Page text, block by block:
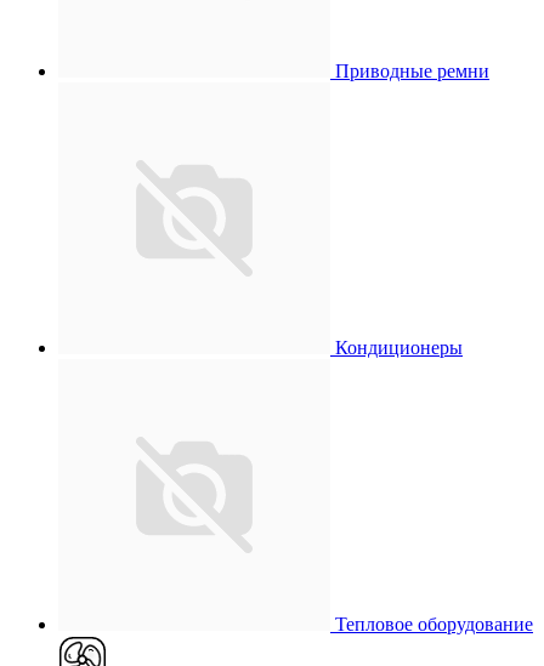
Приводные ремни
Кондиционеры
Тепловое оборудование